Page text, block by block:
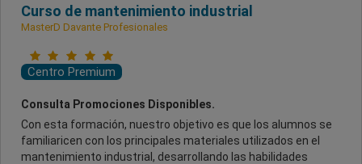
Curso de mantenimiento industrial
MasterD Davante Profesionales
Centro Premium
Consulta Promociones Disponibles.
Con esta formación, nuestro objetivo es que los alumnos se
familiaricen con los principales materiales utilizados en el
mantenimiento industrial, desarrollando las habilidades